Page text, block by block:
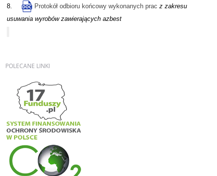
8.
Protokół odbioru końcowy wykonanych prac z zakresu
usuwania wyrobów zawierających azbest
POLECANE LINKI